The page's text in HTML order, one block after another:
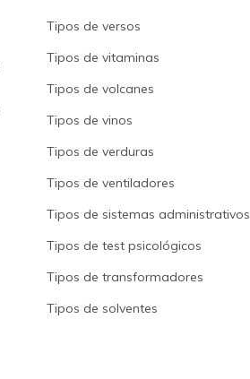
Tipos de versos
Tipos de vitaminas
Tipos de volcanes
Tipos de vinos
Tipos de verduras
Tipos de ventiladores
Tipos de sistemas administrativos
Tipos de test psicológicos
Tipos de transformadores
Tipos de solventes